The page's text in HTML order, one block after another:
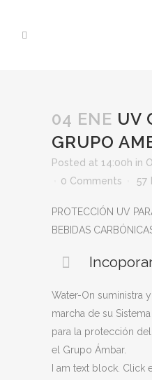
04 ENE UV
GRUPO
Posted at 14:00h in
0 Comments
57
PROTECCIÓN UV
BEBIDAS
Water-On suministra
marcha de su
para la protección
el Grupo Ámbar.
I am text block.